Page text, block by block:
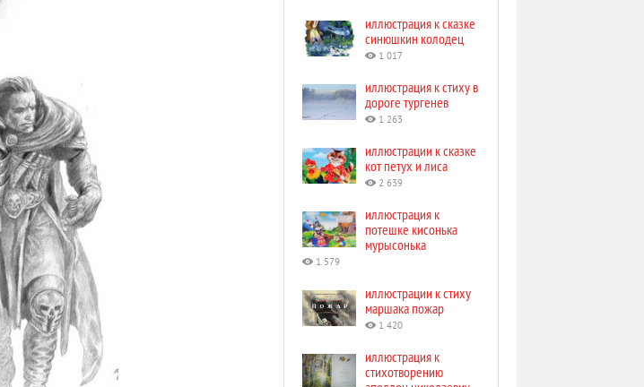
иллюстрация к сказке
синюшкин колодец
1 017
иллюстрация к стиху в
дороге тургенев
1 263
иллюстрации к сказке
кот петух и лиса
2 639
иллюстрация к
потешке кисонька
мурысонька
1 579
иллюстрации к стиху
маршака пожар
1 420
иллюстрация к
стихотворению